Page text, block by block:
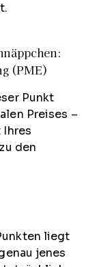
(PME)
Punkt
Preises –
Ihres
den
liegt
jenes